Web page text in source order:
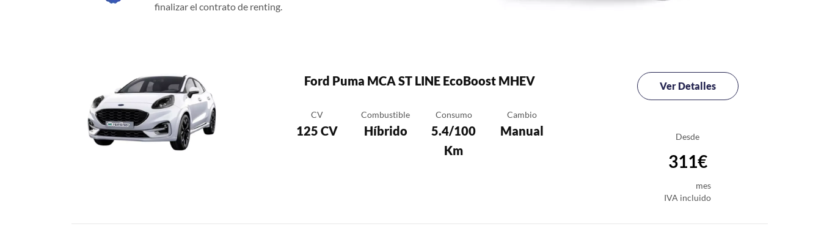
finalizar el contrato de renting.
Ford Puma MCA ST LINE EcoBoost MHEV
CV
125 CV
Combustible
Híbrido
Consumo
5.4/100
Km
Cambio
Manual
Ver Detalles
Desde
311€
mes
IVA incluido